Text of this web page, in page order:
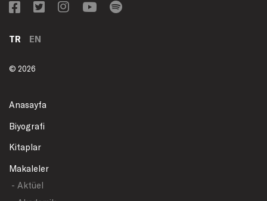
TR EN
© 2026
Anasayfa
Biyografi
Kitaplar
Makaleler
- Aktüel